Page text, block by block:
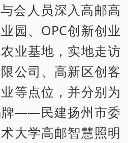
会人员深入高邮高
园、OPC创新创业
业基地，实地走访
公司、高新区创客
等点位，并分别为
牌——民建扬州市委
大学高邮智慧照明